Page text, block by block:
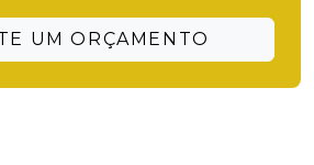
UM ORÇAMENTO